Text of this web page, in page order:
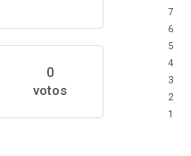
0
votos
7
6
5
4
3
2
1